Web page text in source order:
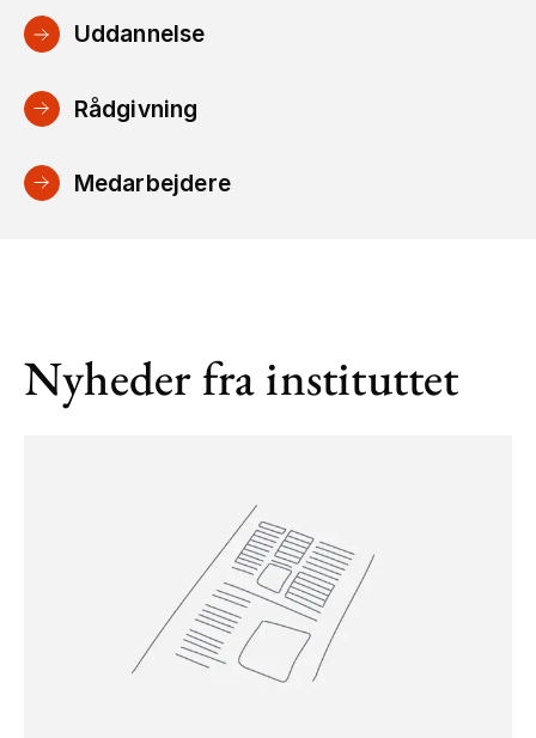
Uddannelse
Rådgivning
Medarbejdere
Nyheder fra instituttet